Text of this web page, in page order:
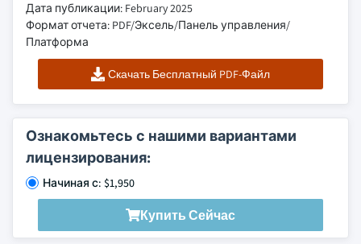
Дата публикации: February 2025
Формат отчета: PDF/Эксель/Панель управления/
Платформа
Скачать Бесплатный PDF-Файл
Ознакомьтесь с нашими вариантами
лицензирования:
Начиная с: $1,950
Купить Сейчас